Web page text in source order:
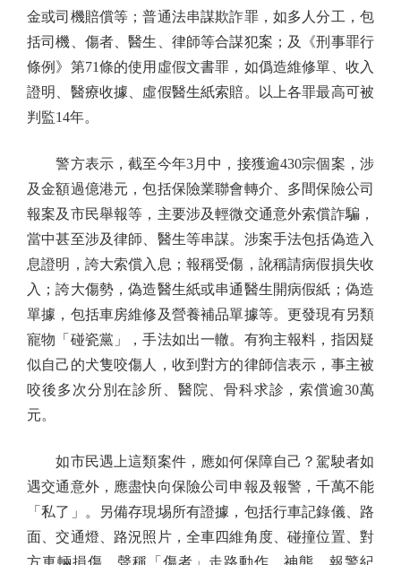
金或司機賠償等；普通法串謀欺詐罪，如多人分工，包
括司機、傷者、醫生、律師等合謀犯案；及《刑事罪行
條例》第71條的使用虛假文書罪，如僞造維修單、收入
證明、醫療收據、虛假醫生紙索賠。以上各罪最高可被
判監14年。
警方表示，截至今年3月中，接獲逾430宗個案，涉
及金額過億港元，包括保險業聯會轉介、多間保險公司
報案及市民舉報等，主要涉及輕微交通意外索償詐騙，
當中甚至涉及律師、醫生等串謀。涉案手法包括偽造入
息證明，誇大索償入息；報稱受傷，訛稱請病假損失收
入；誇大傷勢，偽造醫生紙或串通醫生開病假紙；偽造
單據，包括車房維修及營養補品單據等。更發現有另類
寵物「碰瓷黨」，手法如出一轍。有狗主報料，指因疑
似自己的犬隻咬傷人，收到對方的律師信表示，事主被
咬後多次分別在診所、醫院、骨科求診，索償逾30萬
元。
如市民遇上這類案件，應如何保障自己？駕駛者如
遇交通意外，應盡快向保險公司申報及報警，千萬不能
「私了」。另備存現埸所有證據，包括行車記錄儀、路
面、交通燈、路況照片，全車四維角度、碰撞位置、對
方車輛損傷、聲稱「傷者」走路動作、神態、報警紀